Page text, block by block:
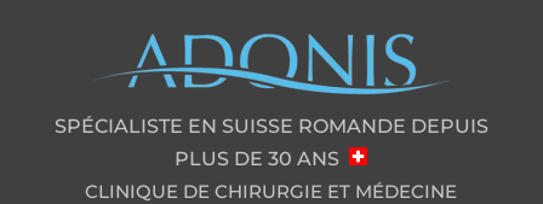
SPÉCIALISTE EN SUISSE ROMANDE DEPUIS
PLUS DE 30 ANS
CLINIQUE DE CHIRURGIE ET MÉDECINE